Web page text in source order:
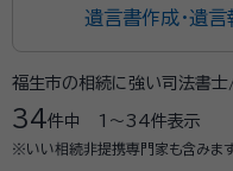
遺言書作成・遺言
福生市の相続に強い司法書
34件中 1〜34件表示
※いい相続非提携専門家も含みます